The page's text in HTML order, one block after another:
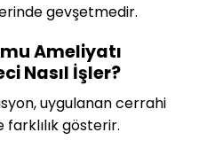
gevşetmedir.
Ameliyatı
Nasıl İşler?
uygulanan cerrahi
gösterir.